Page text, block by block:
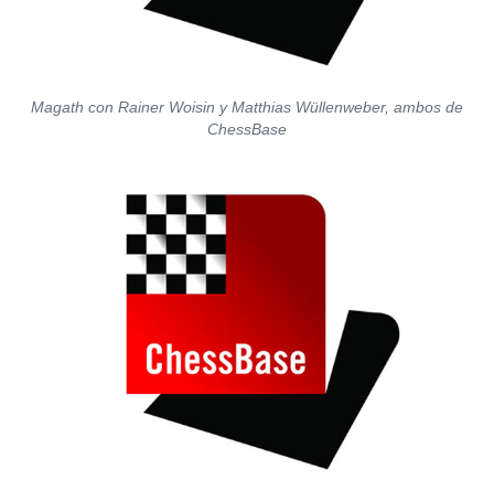
Magath con Rainer Woisin y Matthias Wüllenweber, ambos de
ChessBase